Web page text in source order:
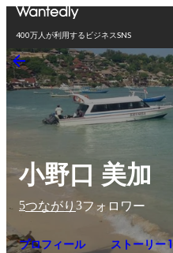
400万人が利用するビジネスSNS
小野口 美加
5つながり 3フォロワー
プロフィール ストーリー 1